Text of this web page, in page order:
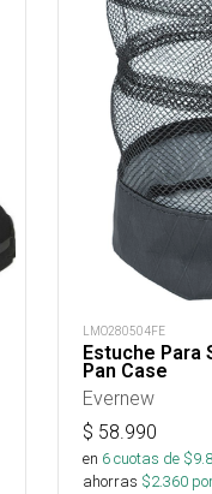
LMO280504FE
Estuche Para
Pan Case
Evernew
$ 58.990
en 6cuotas de $
ahorras $2.360